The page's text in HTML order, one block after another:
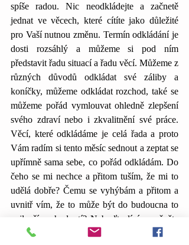
spíše radou. Nic neodkládejte a začnetě
jednat ve věcech, které cítíte jako důležité
pro Vaší nutnou změnu. Termín odkládání je
dosti rozsáhlý a můžeme si pod ním
představit řadu situací a řadu věcí. Můžeme z
různých důvodů odkládat své záliby a
koníčky, můžeme odkládat rozchod, také se
můžeme pořád vymlouvat ohledně zlepšení
svého zdraví nebo i zkvalitnění své práce.
Věcí, které odkládáme je celá řada a proto
Vám radím si tento měsíc sednout a zeptat se
upřímně sama sebe, co pořád odkládám. Do
čeho se mi nechce a přitom tuším, že mi to
udělá dobře? Čemu se vyhýbám a přitom a
uvnitř vím, že to může být do budoucna to
nejlepší rozhodnutí? Nebuďte líní a začněte
dělat konečně to, co cítíte jako správné.